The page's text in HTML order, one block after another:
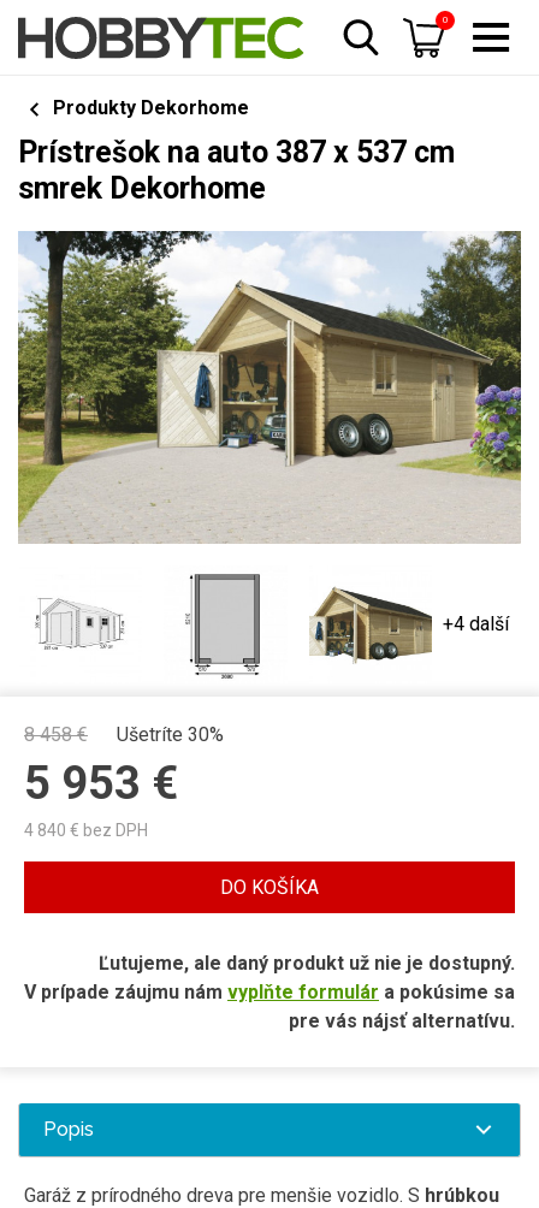
0
Produkty Dekorhome
Prístrešok na auto 387 x 537 cm
smrek Dekorhome
+4 další
8 458€ Ušetríte 30%
5 953 €
4 840 € bez DPH
DO KOŠÍKA
Ľutujeme, ale daný produkt už nie je dostupný.
V prípade záujmu nám vyplňte formulár a pokúsime sa
pre vás nájsť alternatívu.
Popis
Garáž z prírodného dreva pre menšie vozidlo. S hrúbkou